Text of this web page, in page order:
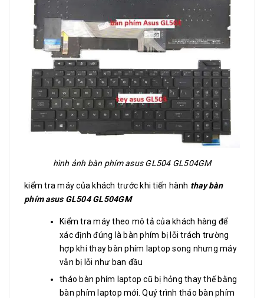
hình ảnh bàn phím asus GL504 GL504GM
kiểm tra máy của khách trước khi tiến hành thay bàn
phím asus GL504 GL504GM
Kiểm tra máy theo mô tả của khách hàng để
xác định đúng là bàn phím bị lỗi trách trường
hợp khi thay bàn phím laptop song nhưng máy
vẫn bị lỗi như ban đầu
tháo bàn phím laptop cũ bị hỏng thay thế bằng
bàn phím laptop mới. Quý trình tháo bàn phím